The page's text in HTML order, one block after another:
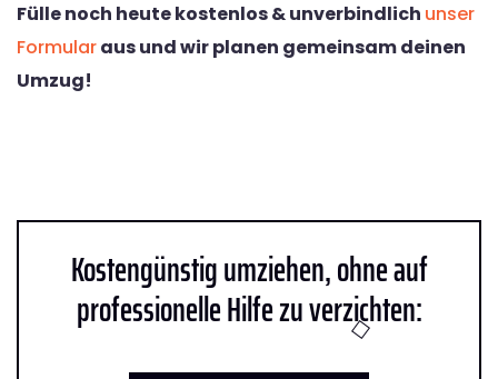
Fülle noch heute kostenlos & unverbindlich unser
Formularaus und wir planen gemeinsam deinen
Umzug!
Kostengünstig umziehen, ohne auf
professionelle Hilfe zu verzichten: